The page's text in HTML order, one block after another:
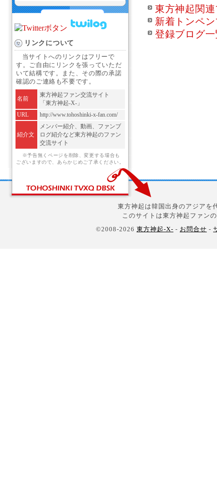
東方神起関
新着トンペ
登録ブログ
リンクについて
当サイトへのリンクはフリーで
す。ご自由にリンクを張っていただ
いて結構です。また、その際の承諾
確認のご連絡も不要です。
名前
東方神起ファン交流サイト
「東方神起-X-」
URL
http://www.tohoshinki-x-fan.com/
紹介文
メンバー紹介、動画、ファンブ
ログ紹介など東方神起のファン
交流サイト
※予告無くページを削除、変更する場合も
ございますので、あらかじめご了承ください。
東方神起は韓国出身のアジアを
このサイトは東方神起ファン
©2008-2026 東方神起-X- - お問合せ -